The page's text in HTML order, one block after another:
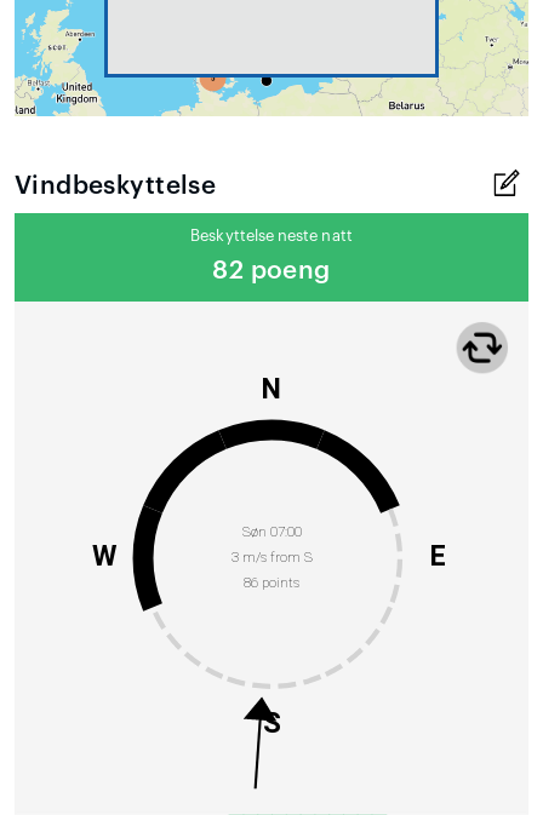
Vindbeskyttelse
Beskyttelse neste natt
82 poeng
Søn 07:00
3 m/s from S
86 points
N
E
S
W